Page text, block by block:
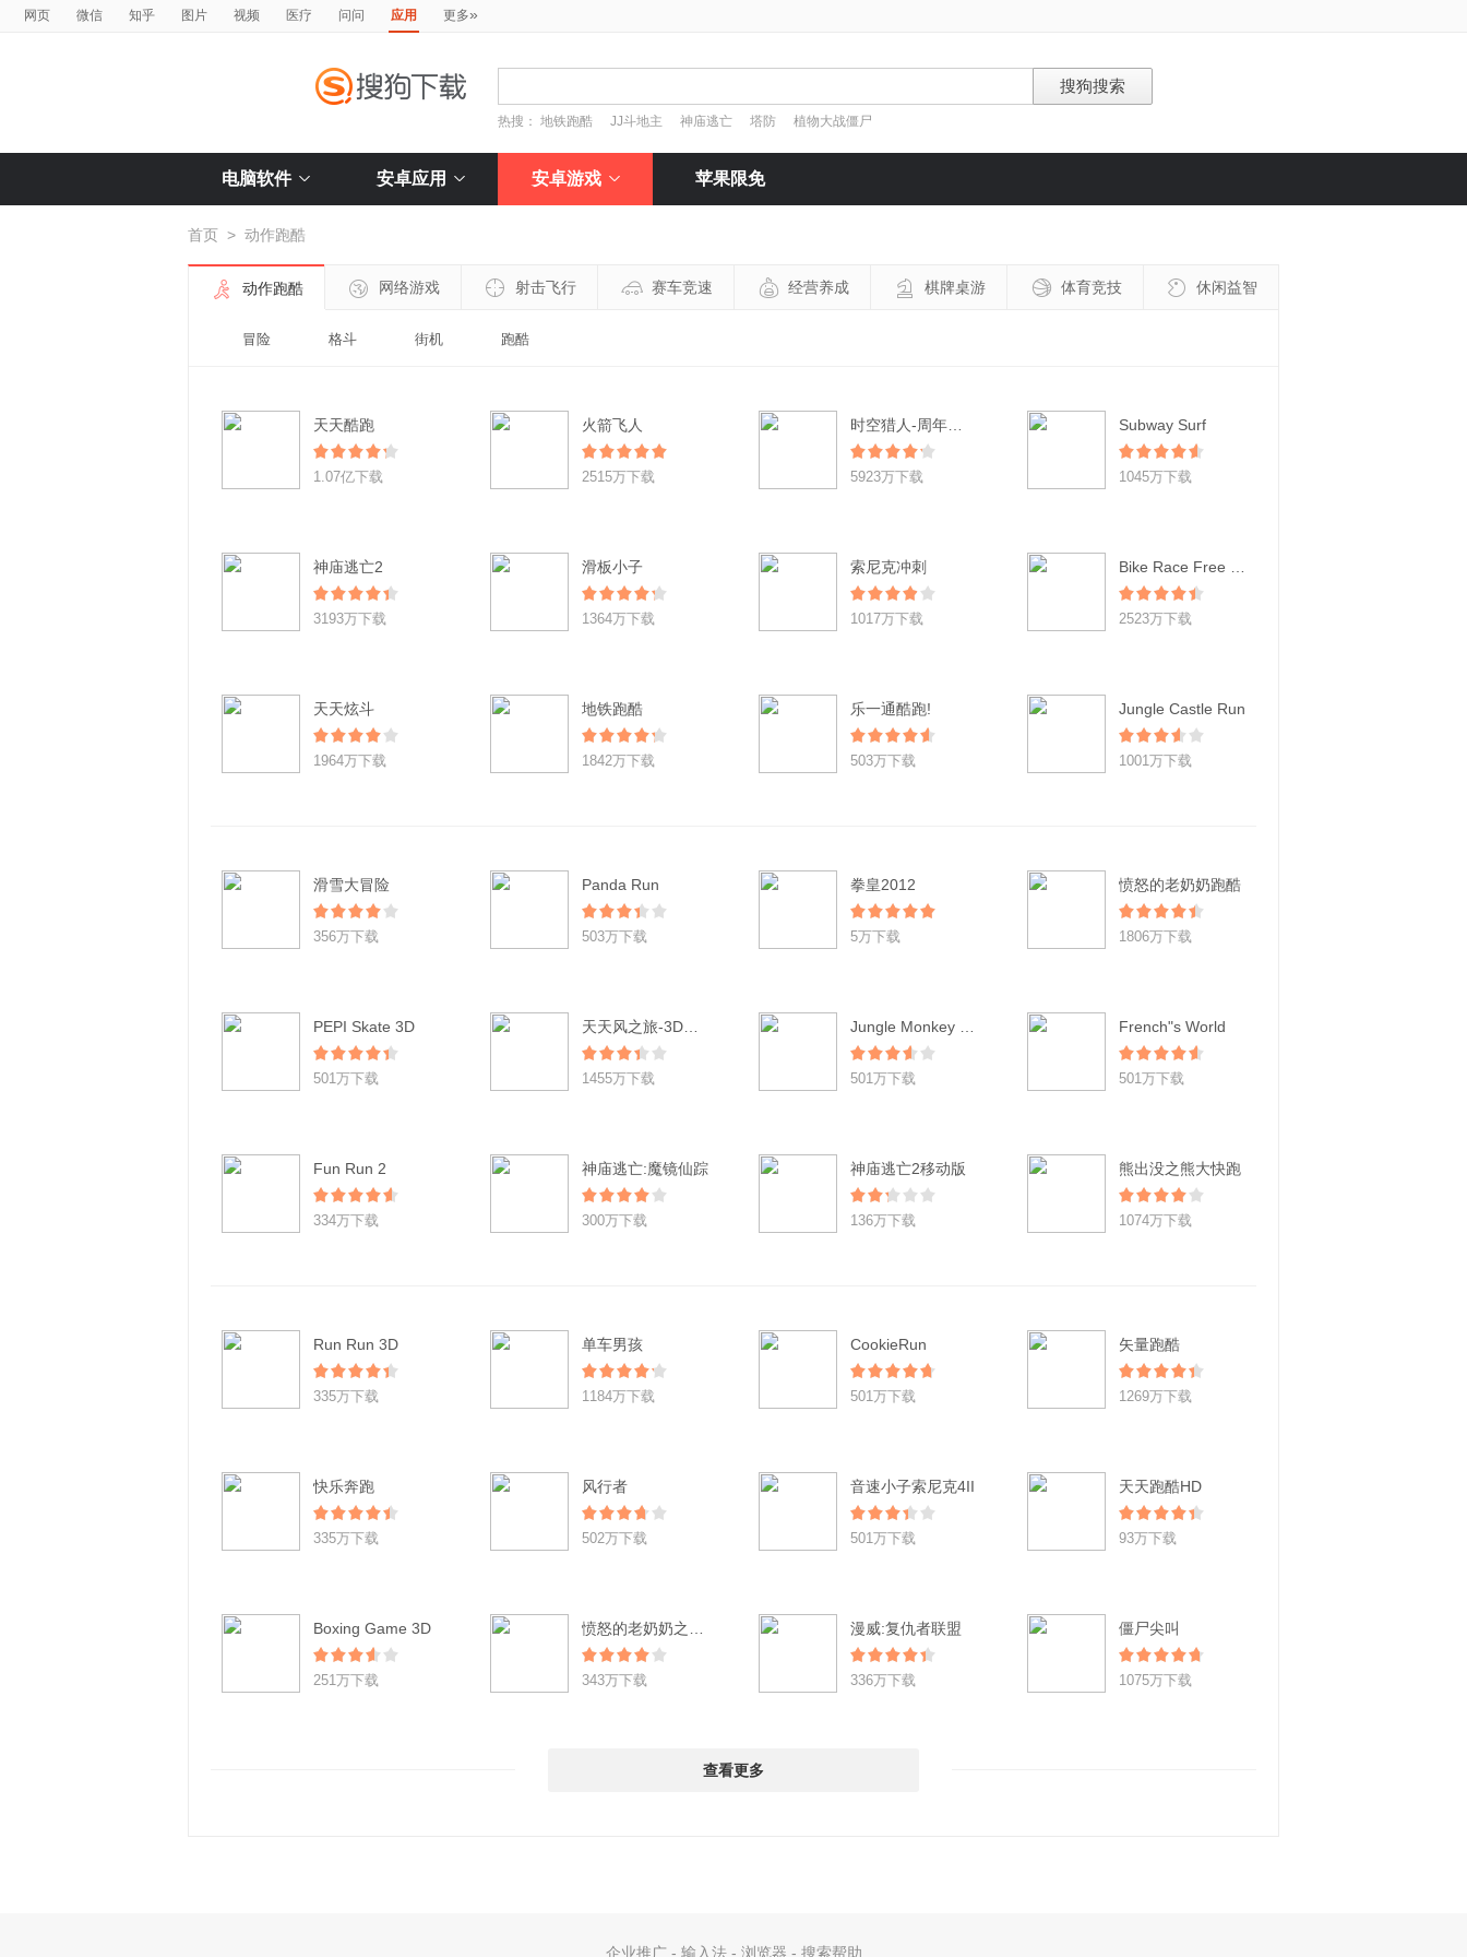
网页 微信 知乎 图片 视频 医疗 问问 应用 更多»
热搜： 地铁跑酷 JJ斗地主 神庙逃亡 塔防 植物大战僵尸
电脑软件 安卓应用 安卓游戏 苹果限免
首页 > 动作跑酷
动作跑酷 网络游戏 射击飞行 赛车竞速 经营养成 棋牌桌游 体育竞技 休闲益智
冒险 格斗 街机 跑酷
天天酷跑
1.07亿下载
火箭飞人
2515万下载 5923万下载
Subway Surf
1045万下载
神庙逃亡2
3193万下载
滑板小子
1364万下载
索尼克冲刺
1017万下载 2523万下载
天天炫斗
1964万下载
地铁跑酷
1842万下载
乐一通酷跑!
503万下载
Jungle Castle Run
1001万下载
滑雪大冒险
356万下载
Panda Run
503万下载
拳皇2012
5万下载
愤怒的老奶奶跑酷
1806万下载
PEPI Skate 3D
501万下载 1455万下载 501万下载
French"s World
501万下载
Fun Run 2
334万下载
神庙逃亡:魔镜仙踪
300万下载
神庙逃亡2移动版
136万下载
熊出没之熊大快跑
1074万下载
Run Run 3D
335万下载
单车男孩
1184万下载
CookieRun
501万下载
矢量跑酷
1269万下载
快乐奔跑
335万下载
风行者
502万下载
音速小子索尼克4II
501万下载
天天跑酷HD
93万下载
Boxing Game 3D
251万下载 343万下载
漫威:复仇者联盟
336万下载
僵尸尖叫
1075万下载
查看更多
企业推广- 输入法- 浏览器 - 搜索帮助